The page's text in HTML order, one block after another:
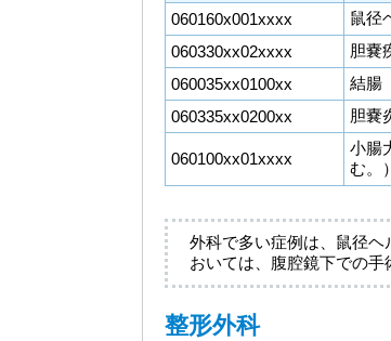
060160x001xxxx 鼠径
060330xx02xxxx
胆嚢
060035xx0100xx
結腸
060335xx0200xx
胆嚢
060100xx01xxxx
小腸
む。）
外科で多い症例は、鼠径
おいては、腹腔鏡下での手
整形外科